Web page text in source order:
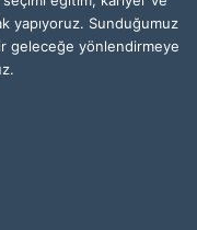
yapıyoruz. Sunduğumuz
geleceğe yönlendirmeye